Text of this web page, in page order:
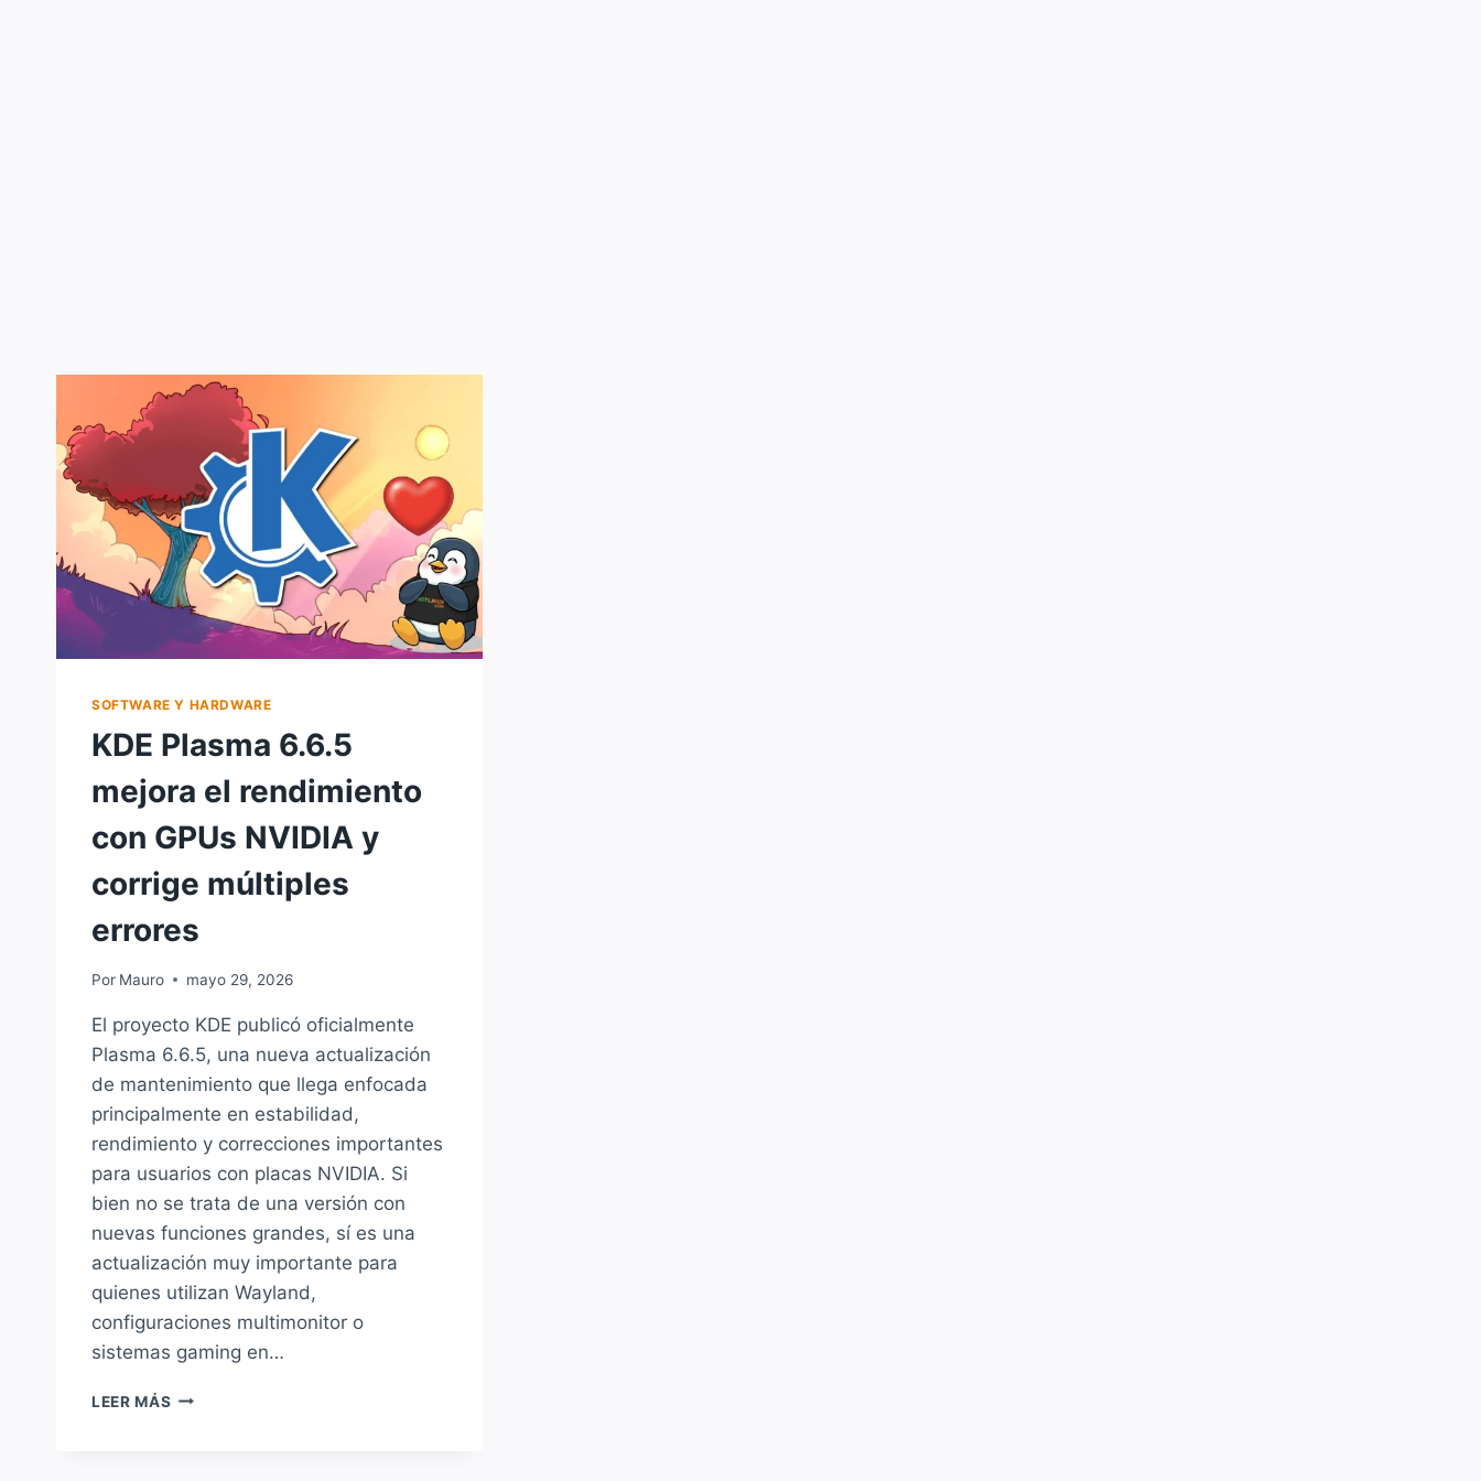
SOFTWARE Y HARDWARE
KDE Plasma 6.6.5
mejora el rendimiento
con GPUs NVIDIA y
corrige múltiples
errores
Por Mauro mayo 29, 2026
El proyecto KDE publicó oficialmente
Plasma 6.6.5, una nueva actualización
de mantenimiento que llega enfocada
principalmente en estabilidad,
rendimiento y correcciones importantes
para usuarios con placas NVIDIA. Si
bien no se trata de una versión con
nuevas funciones grandes, sí es una
actualización muy importante para
quienes utilizan Wayland,
configuraciones multimonitor o
sistemas gaming en…
LEER MÁS KDE